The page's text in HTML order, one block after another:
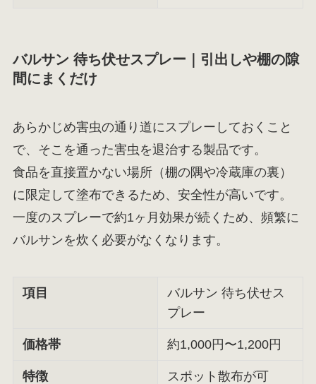
バルサン 待ち伏せスプレー｜引出しや棚の隙
間にまくだけ
あらかじめ害虫の通り道にスプレーしておくこと
で、そこを通った害虫を退治する製品です。
食品を直接置かない場所（棚の隅や冷蔵庫の裏）
に限定して塗布できるため、安全性が高いです。
一度のスプレーで約1ヶ月効果が続くため、頻繁に
バルサンを炊く必要がなくなります。
項目
バルサン 待ち伏せス
プレー
価格帯 約1,000円〜1,200円
特徴
スポット散布が可